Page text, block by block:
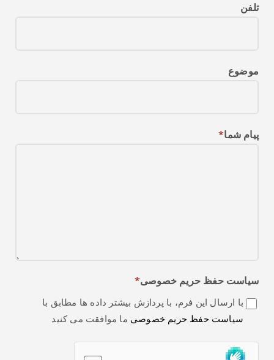
تلفن
موضوع
پیام شما*
سیاست حفظ حریم خصوصی*
با ارسال این فرم، با پردازش بیشتر داده ها مطابق با
سیاست حفظ حریم خصوصی ما موافقت می کنید